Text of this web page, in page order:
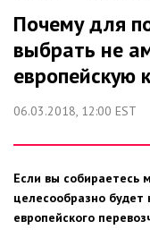
ИММИГРАЦИЯ В
ЗНАМЕНИТОСТИ
ЗДОРОВЬЕ И
ДОМ И ЕДА
Почему для
выбрать не
европейскую
06.03.2018, 12:00 EST
Если вы собираетесь
целесообразно будет
европейского